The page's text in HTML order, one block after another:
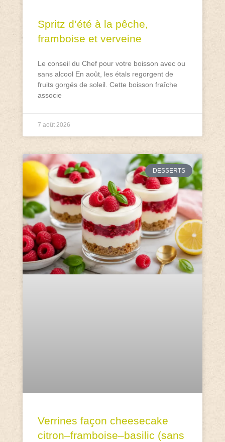
Spritz d’été à la pêche,
framboise et verveine
Le conseil du Chef pour votre boisson avec ou
sans alcool En août, les étals regorgent de
fruits gorgés de soleil. Cette boisson fraîche
associe
7 août 2026
DESSERTS
Verrines façon cheesecake
citron–framboise–basilic (sans